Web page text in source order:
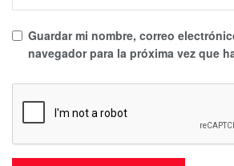
Guardar mi nombre, correo
navegador para la próxima vez que